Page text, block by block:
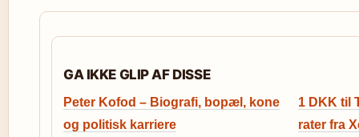
GA IKKE GLIP AF DISSE
Peter Kofod – Biografi, bopæl, kone
og politisk karriere
1 DKK til
rater fra